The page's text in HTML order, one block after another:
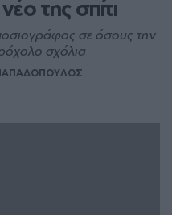
της σπίτι
σε όσους την
σχόλια